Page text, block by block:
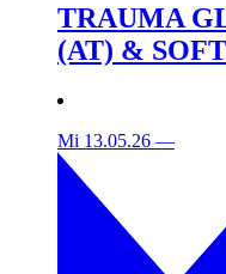
TRAUMA
(AT) &
Mi 13.05.26 —